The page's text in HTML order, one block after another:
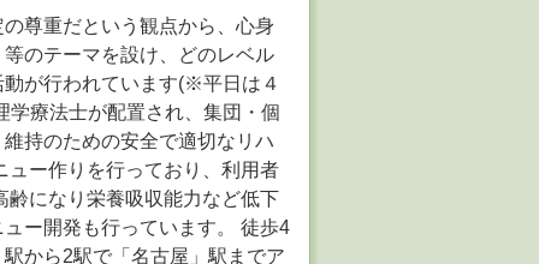
尊重だという観点から、心身
のテーマを設け、どのレベル
が行われています(※平日は４
学療法士が配置され、集団・個
持のための安全で適切なリハ
ュー作りを行っており、利用者
齢になり栄養吸収能力など低下
ー開発も行っています。 徒歩4
から2駅で「名古屋」駅までア